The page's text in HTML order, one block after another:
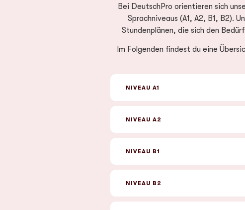
Bei DeutschPro orientieren sich
Sprachniveaus (A1, A2, B1, B2).
Stundenplänen, die sich den
Im Folgenden findest du eine
NIVEAU A1
NIVEAU A2
NIVEAU B1
NIVEAU B2